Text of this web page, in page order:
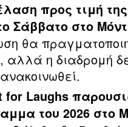
προς τιμή της
Σάββατο στο
θα
αλλά η διαδρομή
for Laughs
του 2026 στο